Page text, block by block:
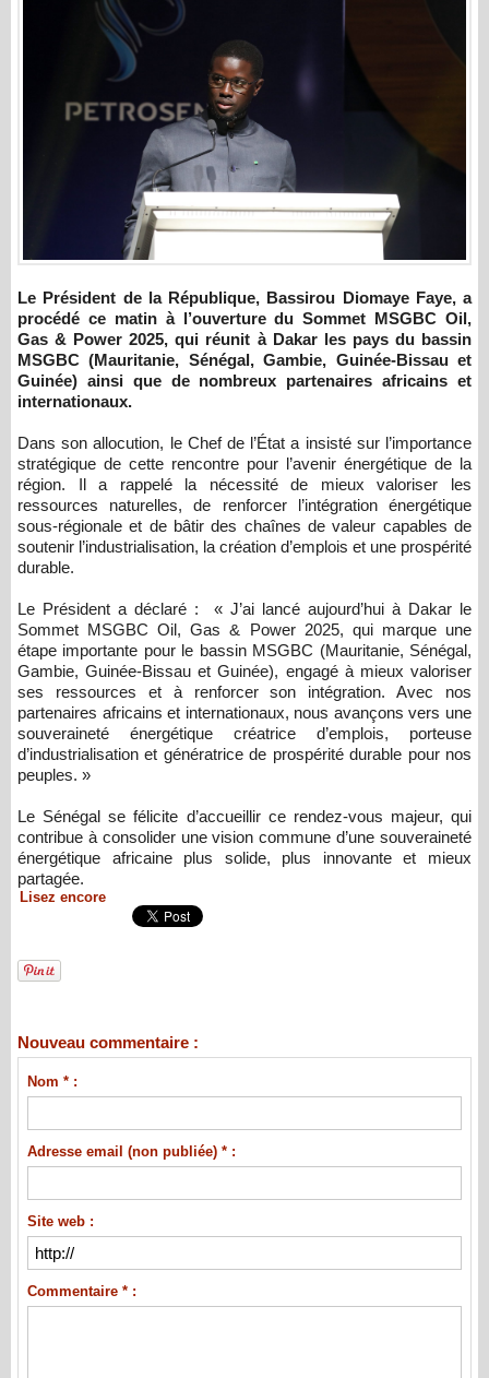
Le Président de la République, Bassirou Diomaye Faye, a
procédé ce matin à l’ouverture du Sommet MSGBC Oil,
Gas & Power 2025, qui réunit à Dakar les pays du bassin
MSGBC (Mauritanie, Sénégal, Gambie, Guinée-Bissau et
Guinée) ainsi que de nombreux partenaires africains et
internationaux.
Dans son allocution, le Chef de l’État a insisté sur l’importance
stratégique de cette rencontre pour l’avenir énergétique de la
région. Il a rappelé la nécessité de mieux valoriser les
ressources naturelles, de renforcer l’intégration énergétique
sous-régionale et de bâtir des chaînes de valeur capables de
soutenir l’industrialisation, la création d’emplois et une prospérité
durable.
Le Président a déclaré : « J’ai lancé aujourd’hui à Dakar le
Sommet MSGBC Oil, Gas & Power 2025, qui marque une
étape importante pour le bassin MSGBC (Mauritanie, Sénégal,
Gambie, Guinée-Bissau et Guinée), engagé à mieux valoriser
ses ressources et à renforcer son intégration. Avec nos
partenaires africains et internationaux, nous avançons vers une
souveraineté énergétique créatrice d’emplois, porteuse
d’industrialisation et génératrice de prospérité durable pour nos
peuples. »
Le Sénégal se félicite d’accueillir ce rendez-vous majeur, qui
contribue à consolider une vision commune d’une souveraineté
énergétique africaine plus solide, plus innovante et mieux
partagée.
Lisez encore
Nouveau commentaire :
Nom * :
Adresse email (non publiée) * :
Site web :
Commentaire * :